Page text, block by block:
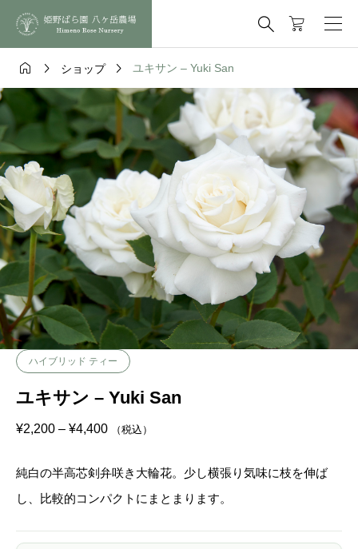

  ショップ  ユキサン – Yuki San
ハイブリッド ティー
ユキサン – Yuki San
¥2,200 – ¥4,400価
:
¥
2
,
0
0
（税込）
純白の半高芯剣弁咲き大輪花。少し横張り気味に枝を伸ば
し、比較的コンパクトにまとまります。